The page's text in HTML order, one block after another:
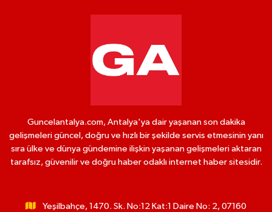
Guncelantalya.com, Antalya'ya dair yaşanan son dakika
gelişmeleri güncel, doğru ve hızlı bir şekilde servis etmesinin yanı
sıra ülke ve dünya gündemine ilişkin yaşanan gelişmeleri aktaran
tarafsız, güvenilir ve doğru haber odaklı internet haber sitesidir.
Yeşilbahçe, 1470. Sk. No:12 Kat:1 Daire No: 2, 07160